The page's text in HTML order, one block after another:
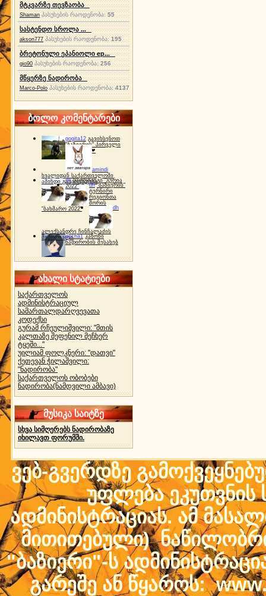
მტკვარზე თევზაობა
Shaman პასუხების რაოდენობა:55
სასტენდო სროლა ...
akson777 პასუხების რაოდენობა:195
ბრეტონული ეპანიოლი ep...
gio90 პასუხების რაოდენობა:256
მწყერზე ნადირობა
Marco-Polo პასუხების რაოდენობა:4137
ბოლო კომენტარები
gogita12 გავიხსენოთ
"ბაზიერის" პირველი
ტურნირი ❤
amindi
ხვალიდან საქართველოში
ამინდი გაუარესდება
dh სპორტინგი "გურია
2022"
dh "ბაზიერის"
ტურნირი
რეგიონთა
შორის
"ბახმარო 2022"
dh
ალექსანდრე ჩინჩალაძის
მემორიალიgocha1 კანონი
ნადირობის შესახებ
ახალი სტატიები
საქართველოს
ადმინისტრაციულ
სამართალდარღვევათა
კოდექსი
გურამ რჩეულიშვილი: "მთის
კალთაზე შეფენილ მეჩხერ
ტყეში..."
უილიამ ფოლკნერი: "დათვი"
ქეთევან ჭილაშვილი:
"ნადირობა"
საქართველოს ობობები
ნადირობა(ნამდვილი ამბავი)
მუსიკა საიტზე
სხვა სიმღერებს ნადირობაზე
იხილავთ ფორუმში.
ვებ-გვერდზე
უფლება ეკუთვნის
ადმინისტრაციას. ამ
მითითებული)
"ბაზიერი"-ს
გარეშე ან წყაროს: